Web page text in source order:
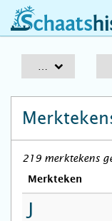
219 merktekens
Merkteken
J